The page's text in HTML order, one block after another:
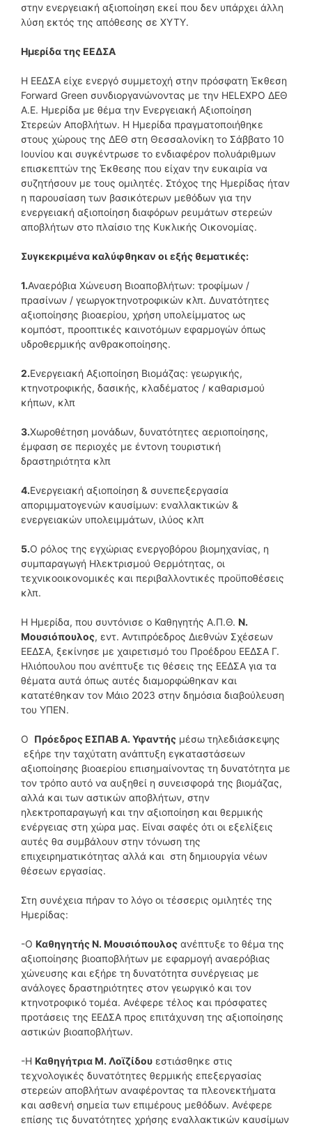
στην ενεργειακή αξιοποίηση εκεί που δεν υπάρχει άλλη
λύση εκτός της απόθεσης σε ΧΥΤΥ.
Ημερίδα της ΕΕΔΣΑ
Η ΕΕΔΣΑ είχε ενεργό συμμετοχή στην πρόσφατη Έκθεση
Forward Green συνδιοργανώνοντας με την HELEXPO ΔΕΘ
Α.Ε. Ημερίδα με θέμα την Ενεργειακή Αξιοποίηση
Στερεών Αποβλήτων. Η Ημερίδα πραγματοποιήθηκε
στους χώρους της ΔΕΘ στη Θεσσαλονίκη το Σάββατο 10
Ιουνίου και συγκέντρωσε το ενδιαφέρον πολυάριθμων
επισκεπτών της Έκθεσης που είχαν την ευκαιρία να
συζητήσουν με τους ομιλητές. Στόχος της Ημερίδας ήταν
η παρουσίαση των βασικότερων μεθόδων για την
ενεργειακή αξιοποίηση διαφόρων ρευμάτων στερεών
αποβλήτων στο πλαίσιο της Κυκλικής Οικονομίας.
Συγκεκριμένα καλύφθηκαν οι εξής θεματικές:
1.Αναερόβια Χώνευση Βιοαποβλήτων: τροφίμων /
πρασίνων / γεωργοκτηνοτροφικών κλπ. Δυνατότητες
αξιοποίησης βιοαερίου, χρήση υπολείμματος ως
κομπόστ, προοπτικές καινοτόμων εφαρμογών όπως
υδροθερμικής ανθρακοποίησης.
2.Ενεργειακή Αξιοποίηση Βιομάζας: γεωργικής,
κτηνοτροφικής, δασικής, κλαδέματος / καθαρισμού
κήπων, κλπ
3.Χωροθέτηση μονάδων, δυνατότητες αεριοποίησης,
έμφαση σε περιοχές με έντονη τουριστική
δραστηριότητα κλπ
4.Ενεργειακή αξιοποίηση & συνεπεξεργασία
αποριμματογενών καυσίμων: εναλλακτικών &
ενεργειακών υπολειμμάτων, ιλύος κλπ
5.Ο ρόλος της εγχώριας ενεργοβόρου βιομηχανίας, η
συμπαραγωγή Ηλεκτρισμού Θερμότητας, οι
τεχνικοοικονομικές και περιβαλλοντικές προϋποθέσεις
κλπ.
Η Ημερίδα, που συντόνισε ο Καθηγητής Α.Π.Θ. Ν.
Μουσιόπουλος, εντ. Αντιπρόεδρος Διεθνών Σχέσεων
ΕΕΔΣΑ, ξεκίνησε με χαιρετισμό του Προέδρου ΕΕΔΣΑ Γ.
Ηλιόπουλου που ανέπτυξε τις θέσεις της ΕΕΔΣΑ για τα
θέματα αυτά όπως αυτές διαμορφώθηκαν και
κατατέθηκαν τον Μάιο 2023 στην δημόσια διαβούλευση
του ΥΠΕΝ.
Ο Πρόεδρος ΕΣΠΑΒ Α. Υφαντής μέσω τηλεδιάσκεψης
εξήρε την ταχύτατη ανάπτυξη εγκαταστάσεων
αξιοποίησης βιοαερίου επισημαίνοντας τη δυνατότητα με
τον τρόπο αυτό να αυξηθεί η συνεισφορά της βιομάζας,
αλλά και των αστικών αποβλήτων, στην
ηλεκτροπαραγωγή και την αξιοποίηση και θερμικής
ενέργειας στη χώρα μας. Είναι σαφές ότι οι εξελίξεις
αυτές θα συμβάλουν στην τόνωση της
επιχειρηματικότητας αλλά και στη δημιουργία νέων
θέσεων εργασίας.
Στη συνέχεια πήραν το λόγο οι τέσσερις ομιλητές της
Ημερίδας:
-Ο Καθηγητής Ν. Μουσιόπουλος ανέπτυξε το θέμα της
αξιοποίησης βιοαποβλήτων με εφαρμογή αναερόβιας
χώνευσης και εξήρε τη δυνατότητα συνέργειας με
ανάλογες δραστηριότητες στον γεωργικό και τον
κτηνοτροφικό τομέα. Ανέφερε τέλος και πρόσφατες
προτάσεις της ΕΕΔΣΑ προς επιτάχυνση της αξιοποίησης
αστικών βιοαποβλήτων.
-Η Καθηγήτρια Μ. Λοϊζίδου εστιάσθηκε στις
τεχνολογικές δυνατότητες θερμικής επεξεργασίας
στερεών αποβλήτων αναφέροντας τα πλεονεκτήματα
και ασθενή σημεία των επιμέρους μεθόδων. Ανέφερε
επίσης τις δυνατότητες χρήσης εναλλακτικών καυσίμων